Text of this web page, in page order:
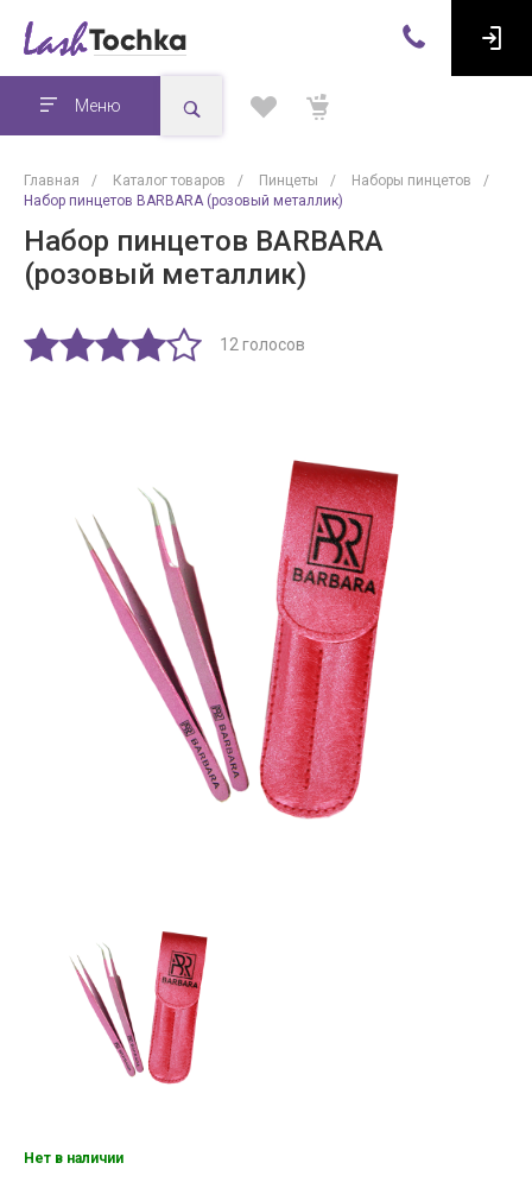
Меню
Главная / Каталог товаров / Пинцеты / Наборы пинцетов
/
Набор пинцетов BARBARA (розовый металлик)
Набор пинцетов BARBARA
(розовый металлик)
12 голосов
Нет в наличии